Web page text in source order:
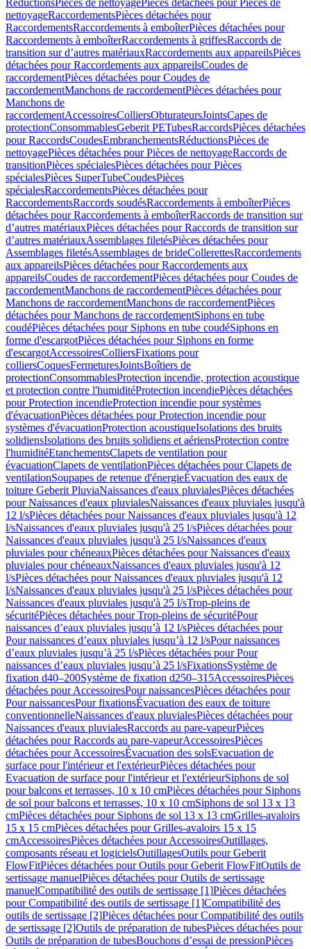
RéductionsPièces de nettoyagePièces détachées pour Pièces de
nettoyageRaccordementsPièces détachées pour
RaccordementsRaccordements à emboîterPièces détachées pour
Raccordements à emboîterRaccordements à griffesRaccords de
transition sur d’autres matériauxRaccordements aux appareilsPièces
détachées pour Raccordements aux appareilsCoudes de
raccordementPièces détachées pour Coudes de
raccordementManchons de raccordementPièces détachées pour
Manchons de
raccordementAccessoiresColliersObturateursJointsCapes de
protectionConsommablesGeberit PETubesRaccordsPièces détachées
pour RaccordsCoudesEmbranchementsRéductionsPièces de
nettoyagePièces détachées pour Pièces de nettoyageRaccords de
transitionPièces spécialesPièces détachées pour Pièces
spécialesPièces SuperTubeCoudesPièces
spécialesRaccordementsPièces détachées pour
RaccordementsRaccords soudésRaccordements à emboîterPièces
détachées pour Raccordements à emboîterRaccords de transition sur
d’autres matériauxPièces détachées pour Raccords de transition sur
d’autres matériauxAssemblages filetésPièces détachées pour
Assemblages filetésAssemblages de brideCollerettesRaccordements
aux appareilsPièces détachées pour Raccordements aux
appareilsCoudes de raccordementPièces détachées pour Coudes de
raccordementManchons de raccordementPièces détachées pour
Manchons de raccordementManchons de raccordementPièces
détachées pour Manchons de raccordementSiphons en tube
coudéPièces détachées pour Siphons en tube coudéSiphons en
forme d'escargotPièces détachées pour Siphons en forme
d'escargotAccessoiresColliersFixations pour
colliersCoquesFermeturesJointsBoîtiers de
protectionConsommablesProtection incendie, protection acoustique
et protection contre l'humiditéProtection incendiePièces détachées
pour Protection incendieProtection incendie pour systèmes
d'évacuationPièces détachées pour Protection incendie pour
systèmes d'évacuationProtection acoustiqueIsolations des bruits
solidiensIsolations des bruits solidiens et aériensProtection contre
l'humiditéEtanchementsClapets de ventilation pour
évacuationClapets de ventilationPièces détachées pour Clapets de
ventilationSoupapes de retenue d'énergieÉvacuation des eaux de
toiture Geberit PluviaNaissances d'eaux pluvialesPièces détachées
pour Naissances d'eaux pluvialesNaissances d'eaux pluviales jusqu'à
12 l/sPièces détachées pour Naissances d'eaux pluviales jusqu'à 12
l/sNaissances d'eaux pluviales jusqu'à 25 l/sPièces détachées pour
Naissances d'eaux pluviales jusqu'à 25 l/sNaissances d'eaux
pluviales pour chéneauxPièces détachées pour Naissances d'eaux
pluviales pour chéneauxNaissances d'eaux pluviales jusqu'à 12
l/sPièces détachées pour Naissances d'eaux pluviales jusqu'à 12
l/sNaissances d'eaux pluviales jusqu'à 25 l/sPièces détachées pour
Naissances d'eaux pluviales jusqu'à 25 l/sTrop-pleins de
sécuritéPièces détachées pour Trop-pleins de sécuritéPour
naissances d’eaux pluviales jusqu’à 12 l/sPièces détachées pour
Pour naissances d’eaux pluviales jusqu’à 12 l/sPour naissances
d’eaux pluviales jusqu’à 25 l/sPièces détachées pour Pour
naissances d’eaux pluviales jusqu’à 25 l/sFixationsSystème de
fixation d40–200Système de fixation d250–315AccessoiresPièces
détachées pour AccessoiresPour naissancesPièces détachées pour
Pour naissancesPour fixationsÉvacuation des eaux de toiture
conventionnelleNaissances d'eaux pluvialesPièces détachées pour
Naissances d'eaux pluvialesRaccords au pare-vapeurPièces
détachées pour Raccords au pare-vapeurAccessoiresPièces
détachées pour AccessoiresÉvacuation des solsEvacuation de
surface pour l'intérieur et l'extérieurPièces détachées pour
Evacuation de surface pour l'intérieur et l'extérieurSiphons de sol
pour balcons et terrasses, 10 x 10 cmPièces détachées pour Siphons
de sol pour balcons et terrasses, 10 x 10 cmSiphons de sol 13 x 13
cmPièces détachées pour Siphons de sol 13 x 13 cmGrilles-avaloirs
15 x 15 cmPièces détachées pour Grilles-avaloirs 15 x 15
cmAccessoiresPièces détachées pour AccessoiresOutillages,
composants réseau et logicielsOutillagesOutils pour Geberit
FlowFitPièces détachées pour Outils pour Geberit FlowFitOutils de
sertissage manuelPièces détachées pour Outils de sertissage
manuelCompatibilité des outils de sertissage [1]Pièces détachées
pour Compatibilité des outils de sertissage [1]Compatibilité des
outils de sertissage [2]Pièces détachées pour Compatibilité des outils
de sertissage [2]Outils de préparation de tubesPièces détachées pour
Outils de préparation de tubesBouchons d’essai de pressionPièces